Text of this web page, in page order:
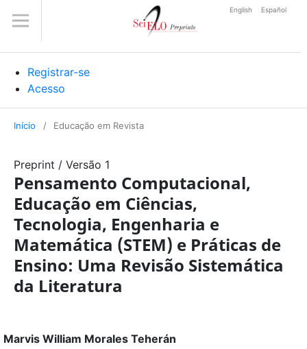
Registrar-se
Acesso
English Español
Início / Educação em Revista
Preprint / Versão 1
Pensamento Computacional,
Educação em Ciências,
Tecnologia, Engenharia e
Matemática (STEM) e Práticas de
Ensino: Uma Revisão Sistemática
da Literatura
Marvis William Morales Teherán